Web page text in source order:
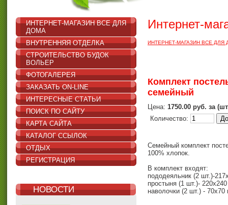
ИНТЕРНЕТ-МАГАЗИН ВСЕ ДЛЯ
ДОМА
ВНУТРЕННЯЯ ОТДЕЛКА
СТРОИТЕЛЬСТВО БУДОК
ВОЛЬЕР
ФОТОГАЛЕРЕЯ
ЗАКАЗАТЬ ON-LINE
ИНТЕРЕСНЫЕ СТАТЬИ
ПОИСК ПО САЙТУ
КАРТА САЙТА
КАТАЛОГ ССЫЛОК
ОТДЫХ
РЕГИСТРАЦИЯ
НОВОСТИ
Интернет-
ИНТЕРНЕТ-МАГАЗИН ВСЕ ДЛЯ
Комплект
семейный
Цена: 1750.00 руб. за
Количество:
Семейный комплект
100% хлопок.
В комплект входят:
пододеяльник (2 шт.)-
простыня (1 шт.)- 220х240
наволочки (2 шт.) - 70х70